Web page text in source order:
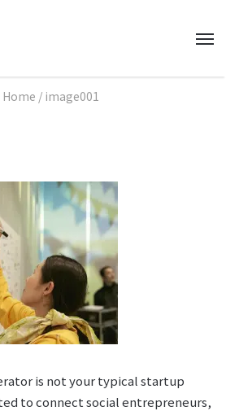
Home / image001
is not your typical startup
to connect social entrepreneurs,